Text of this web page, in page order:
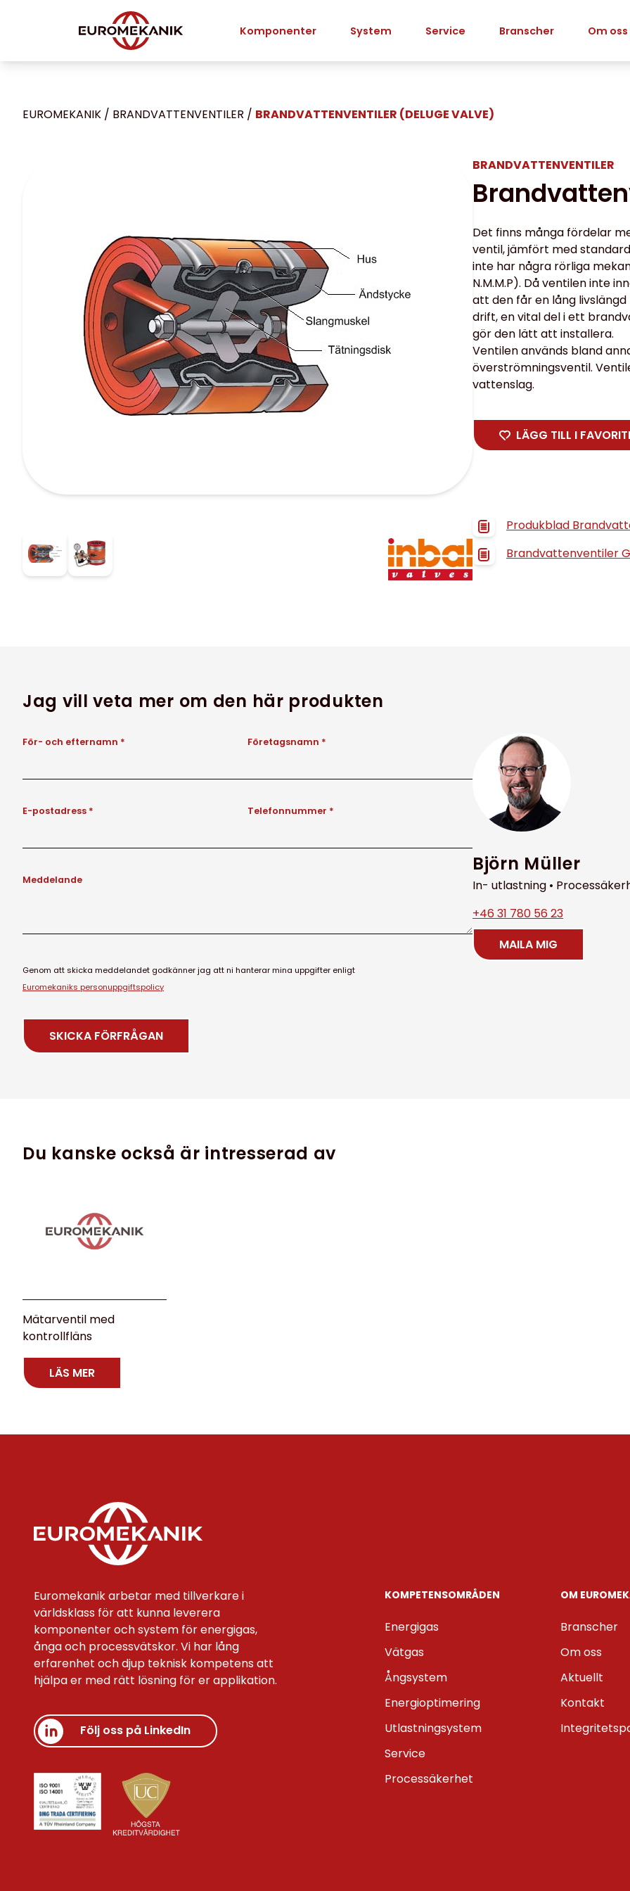
Komponenter System Service Branscher Om oss
EUROMEKANIK / BRANDVATTENVENTILER / BRANDVATTENVENTILER (DELUGE VALVE)
BRANDVATTENVENTILER
Det finns många fördelar
ventil, jämfört med
inte har några rörliga
N.M.M.P). Då ventilen inte
att den får en lång
drift, en vital del i ett
gör den lätt att installera.
Ventilen används bland
överströmningsventil.
vattenslag.
LÄGG TILL I
Produkblad
Brandvattenventiler
Jag vill veta mer om den här produkten
För- och efternamn * Företagsnamn *
E-postadress * Telefonnummer *
Meddelande
Genom att skicka meddelandet godkänner jag att ni hanterar mina uppgifter enligt
Euromekaniks personuppgiftspolicy
Björn Müller
In- utlastning •
+46 31 780 56 23
MAILA MIG
Du kanske också är intresserad av
Mätarventil med
kontrollfläns
LÄS MER
Euromekanik arbetar med tillverkare i
världsklass för att kunna leverera
komponenter och system för energigas,
ånga och processvätskor. Vi har lång
erfarenhet och djup teknisk kompetens att
hjälpa er med rätt lösning för er applikation.
Följ oss på LinkedIn
KOMPETENS­OMRÅDEN
Energigas
Vätgas
Ångsystem
Energioptimering
Utlastningsystem
Service
Processäkerhet
OM
Branscher
Om oss
Aktuellt
Kontakt